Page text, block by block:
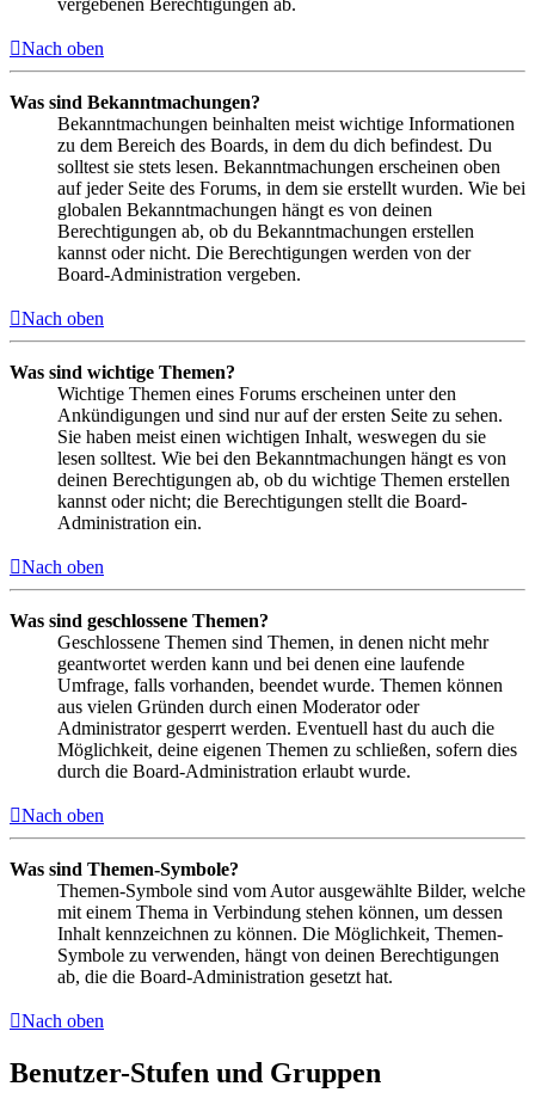
vergebenen Berechtigungen ab.
Nach oben
Was sind Bekanntmachungen?
Bekanntmachungen beinhalten meist wichtige Informationen
zu dem Bereich des Boards, in dem du dich befindest. Du
solltest sie stets lesen. Bekanntmachungen erscheinen oben
auf jeder Seite des Forums, in dem sie erstellt wurden. Wie bei
globalen Bekanntmachungen hängt es von deinen
Berechtigungen ab, ob du Bekanntmachungen erstellen
kannst oder nicht. Die Berechtigungen werden von der
Board-Administration vergeben.
Nach oben
Was sind wichtige Themen?
Wichtige Themen eines Forums erscheinen unter den
Ankündigungen und sind nur auf der ersten Seite zu sehen.
Sie haben meist einen wichtigen Inhalt, weswegen du sie
lesen solltest. Wie bei den Bekanntmachungen hängt es von
deinen Berechtigungen ab, ob du wichtige Themen erstellen
kannst oder nicht; die Berechtigungen stellt die Board-
Administration ein.
Nach oben
Was sind geschlossene Themen?
Geschlossene Themen sind Themen, in denen nicht mehr
geantwortet werden kann und bei denen eine laufende
Umfrage, falls vorhanden, beendet wurde. Themen können
aus vielen Gründen durch einen Moderator oder
Administrator gesperrt werden. Eventuell hast du auch die
Möglichkeit, deine eigenen Themen zu schließen, sofern dies
durch die Board-Administration erlaubt wurde.
Nach oben
Was sind Themen-Symbole?
Themen-Symbole sind vom Autor ausgewählte Bilder, welche
mit einem Thema in Verbindung stehen können, um dessen
Inhalt kennzeichnen zu können. Die Möglichkeit, Themen-
Symbole zu verwenden, hängt von deinen Berechtigungen
ab, die die Board-Administration gesetzt hat.
Nach oben
Benutzer-Stufen und Gruppen